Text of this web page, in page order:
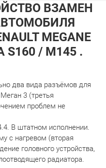
ВЗАМЕН
MEGANE
S160 / M145 .
два вида разъёмов для
3 (третья
проблем не
В штатном исполнении.
с нагревом (вторая
головного устройства,
радиатора.